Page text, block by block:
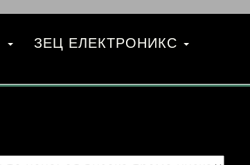
ЗЕЦ ЕЛЕКТРОНИКС